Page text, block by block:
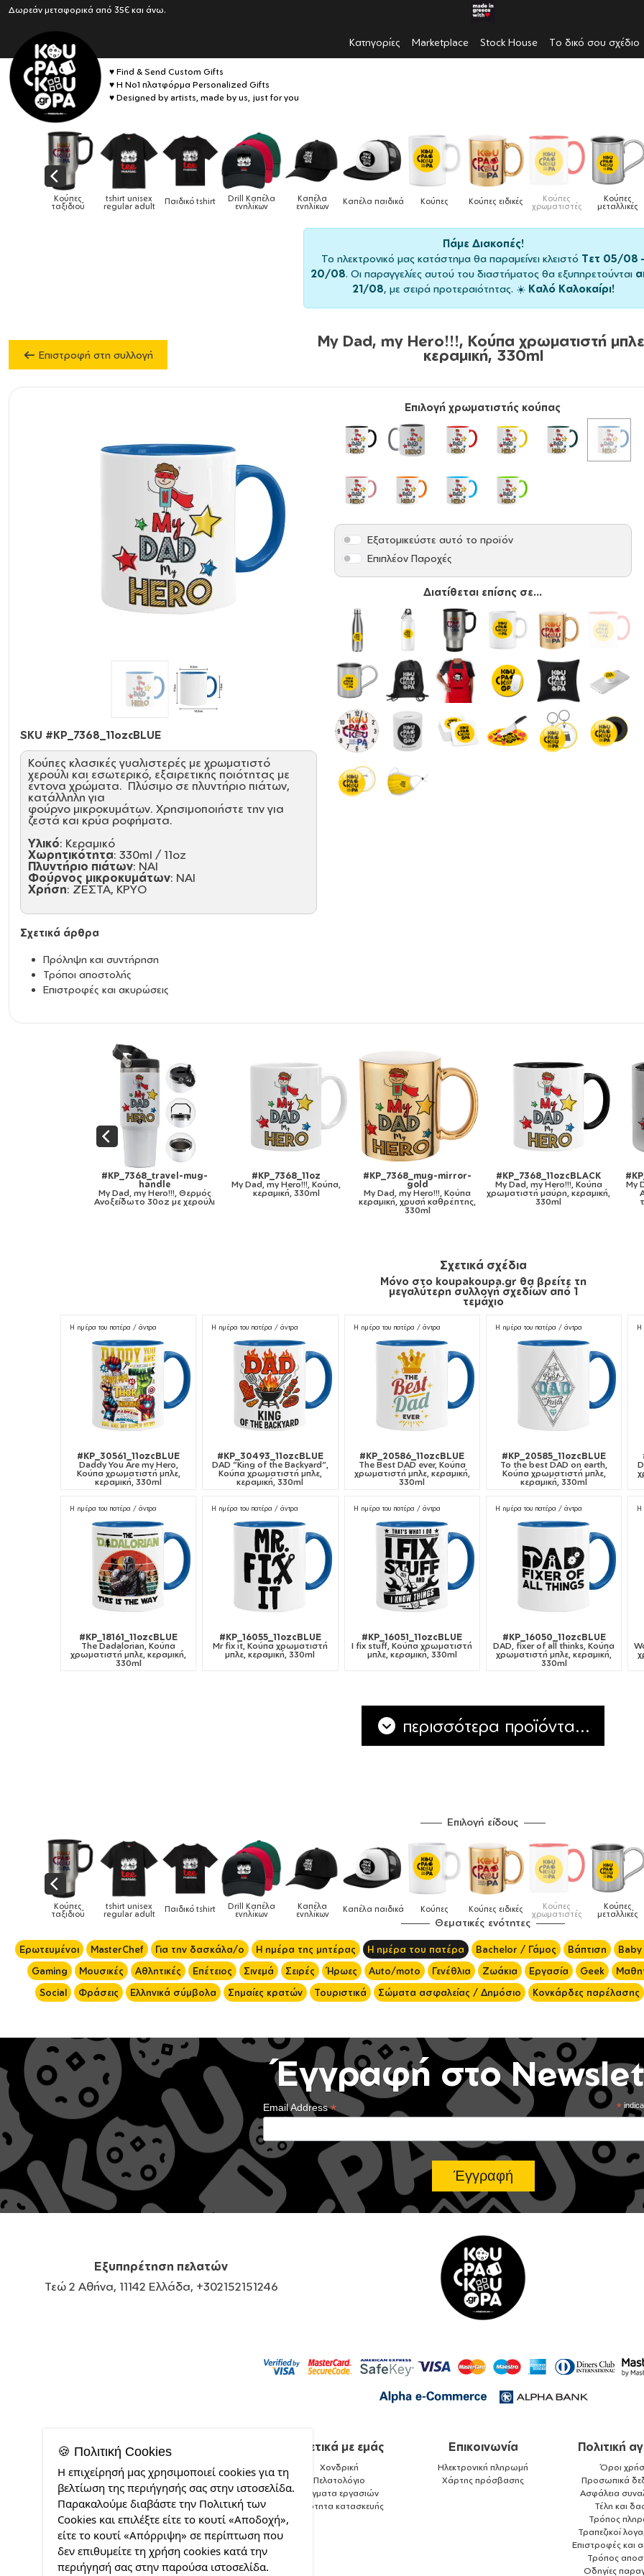
Δωρεάν μεταφορικά από 35€ και άνω.
Κατηγορίες Marketplace Stock House Το δικό σου σχέδιο
♥ Find & Send Custom Gifts
♥ Η No1 πλατφόρμα Personalized Gifts
♥ Designed by artists, made by us, just for you
Παιδικό tshirt Drill Καπέλα
ενηλίκων
Καπέλα
ενηλίκων Καπέλα παιδικά Κούπες Κούπες ειδικές Κούπες
χρωματιστές
Κούπες
μεταλλικές
Δοχεία
φαγητού Τσάντες
Πάμε Διακοπές!
Το ηλεκτρονικό μας κατάστημα θα παραμείνει κλειστό Τετ 05/08
20/08. Οι παραγγελίες αυτού του διαστήματος θα εξυπηρετούνται
21/08, με σειρά προτεραιότητας. ☀️ Καλό Καλοκαίρι!
Επιστροφή στη συλλογή
My Dad, my Hero!!!, Κούπα χρωματιστή
κεραμική, 330ml
SKU #KP_7368_11ozcBLUE
Κούπες κλασικές γυαλιστερές με χρωματιστό
χερούλι και εσωτερικό, εξαιρετικής ποιότητας με
έντονα χρώματα. Πλύσιμο σε πλυντήριο πιάτων,
κατάλληλη για
φούρνο μικροκυμάτων. Χρησιμοποιήστε την για
ζεστά και κρύα ροφήματα.
Υλικό: Κεραμικό
Χωρητικότητα: 330ml / 11oz
Πλυντήριο πιάτων: ΝΑΙ
Φούρνος μικροκυμάτων: ΝΑΙ
Χρήση: ΖΕΣΤΑ, ΚΡΥΟ
Σχετικά άρθρα
Πρόληψη και συντήρηση
Τρόποι αποστολής
Επιστροφές και ακυρώσεις
Επιλογή χρωματιστής κούπας
Εξατομικεύστε αυτό το προϊόν
Επιπλέον Παροχές
Διατίθεται επίσης σε...
#KP_7368_mug-mirror-
gold
My Dad, my Hero!!!, Κούπα
κεραμική, χρυσή καθρέπτης,
330ml
#KP_7368_11ozcBLACK
My Dad, my Hero!!!, Κούπα
χρωματιστή μαύρη, κεραμική,
#KP_7368_metaldouble
My Dad, my Hero!!!, Κούπα
Ανοξείδωτη διπλού
τοιχώματος 300ml
#KP_7368_gymbag-bb-
white
My Dad, my Hero!!!, Τσάντα
πλάτης πουγκί GYMBAG
Σχετικά σχέδια
Μόνο στο koupakoupa.gr θα βρείτε τη
μεγαλύτερη συλλογή σχεδίων από 1
τεμάχιο
Η ημέρα του πατέρα / άντρα
#KP_30561_11ozcBLUE
Daddy You Are my Hero,
Κούπα χρωματιστή μπλε,
κεραμική, 330ml
Η ημέρα του πατέρα / άντρα
#KP_30493_11ozcBLUE
DAD "King of the Backyard",
Κούπα χρωματιστή μπλε,
κεραμική, 330ml
Η ημέρα του πατέρα / άντρα
#KP_20586_11ozcBLUE
The Best DAD ever, Κούπα
χρωματιστή μπλε, κεραμική,
330ml
Η ημέρα του πατέρα / άντρα
#KP_20585_11ozcBLUE
To the best DAD on earth,
Κούπα χρωματιστή μπλε,
κεραμική, 330ml
Η
Η ημέρα του πατέρα / άντρα
#KP_18161_11ozcBLUE
The Dadalorian, Κούπα
χρωματιστή μπλε, κεραμική,
330ml
Η ημέρα του πατέρα / άντρα
#KP_16055_11ozcBLUE
Mr fix it, Κούπα χρωματιστή
μπλε, κεραμική, 330ml
Η ημέρα του πατέρα / άντρα
#KP_16051_11ozcBLUE
I fix stuff, Κούπα χρωματιστή
μπλε, κεραμική, 330ml
Η ημέρα του πατέρα / άντρα
#KP_16050_11ozcBLUE
DAD, fixer of all thinks, Κούπα
χρωματιστή μπλε, κεραμική,
330ml
Η
περισσότερα προϊόντα...
Επιλογή είδους
Παιδικό tshirt Drill Καπέλα
ενηλίκων
Καπέλα
ενηλίκων Καπέλα παιδικά Κούπες Κούπες ειδικές Κούπες
χρωματιστές
Κούπες
μεταλλικές
Δοχεία
φαγητού Τσάντες
Θεματικές ενότητες
Ερωτευμένοι MasterChef Για την δασκάλα/ο Η ημέρα της μητέρας Η ημέρα του πατέρα Bachelor / Γάμος Βάπτιση
Gaming
Μουσικές Αθλητικές Επέτειος Σινεμά Σειρές Ήρωες Auto/moto Γενέθλια Ζωάκια Εργασία Geek
Social
Φράσεις Ελληνικά σύμβολα Σημαίες κρατών Τουριστικά Σώματα ασφαλείας / Δημόσιο Κονκάρδες παρέλασης
Έγγραφή στο
*
Email Address*
Εξυπηρέτηση πελατών
Τεώ 2 Αθήνα, 11142 Ελλάδα, +302152151246
Σχετικά με εμάς
Χονδρική
Πελατολόγιο
Δείγματα εργασιών
Ποιότητα κατασκευής
Επικοινωνία
Ηλεκτρονική πληρωμή
Χάρτης πρόσβασης
Πολιτική
Όροι
Προσωπικά
Ασφάλεια
Τέλη και
Τρόπος
Τραπεζικοί
Επιστροφές και
Τρόπος
Οδηγίες
🍪 Πολιτική Cookies
Η επιχείρησή μας χρησιμοποιεί cookies για τη
βελτίωση της περιήγησής σας στην ιστοσελίδα.
Παρακαλούμε διαβάστε την Πολιτική των
Cookies και επιλέξτε είτε το κουτί «Αποδοχή»,
είτε το κουτί «Απόρριψη» σε περίπτωση που
δεν επιθυμείτε τη χρήση cookies κατά την
περιήγησή σας στην παρούσα ιστοσελίδα.